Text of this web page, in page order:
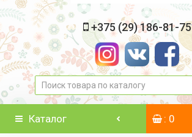
+375 (29) 186-81-75
Каталог : 0